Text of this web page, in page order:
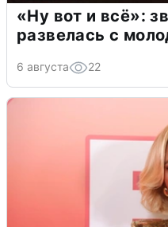
«Ну вот и всё»:
развелась с
6 августа 22